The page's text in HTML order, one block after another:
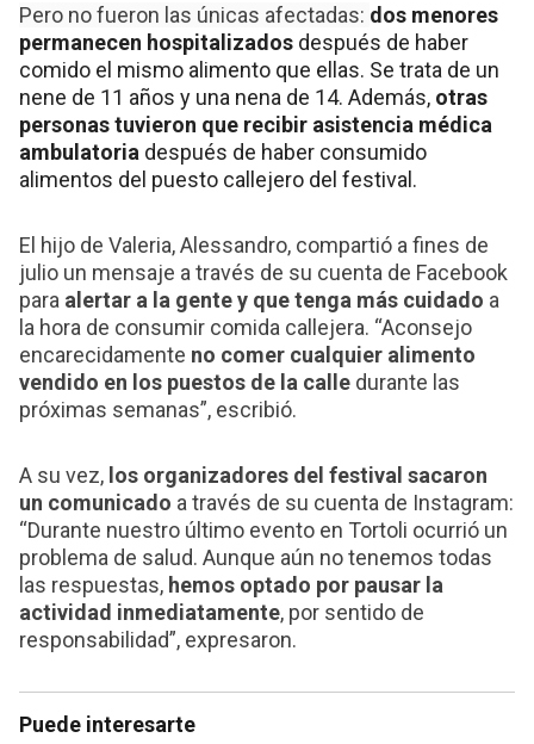
Pero no fueron las únicas afectadas: dos menores
permanecen hospitalizados después de haber
comido el mismo alimento que ellas. Se trata de un
nene de 11 años y una nena de 14. Además, otras
personas tuvieron que recibir asistencia médica
ambulatoria después de haber consumido
alimentos del puesto callejero del festival.
El hijo de Valeria, Alessandro, compartió a fines de
julio un mensaje a través de su cuenta de Facebook
para alertar a la gente y que tenga más cuidado a
la hora de consumir comida callejera. “Aconsejo
encarecidamente no comer cualquier alimento
vendido en los puestos de la calle durante las
próximas semanas”, escribió.
A su vez, los organizadores del festival sacaron
un comunicado a través de su cuenta de Instagram:
“Durante nuestro último evento en Tortoli ocurrió un
problema de salud. Aunque aún no tenemos todas
las respuestas, hemos optado por pausar la
actividad inmediatamente, por sentido de
responsabilidad”, expresaron.
Puede interesarte